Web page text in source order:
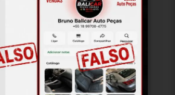
Especificações
Peugeot
25383
Carro/Caminhonete
Brasil